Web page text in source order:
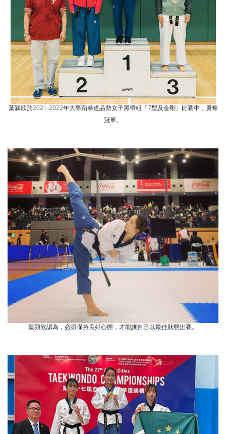
葉潁欣於2021-2022年大專跆拳道品勢女子黑帶組「7型及金剛」比賽中，勇奪
冠軍。
葉潁欣認為，必須保持良好心態，才能讓自己以最佳狀態岀賽。